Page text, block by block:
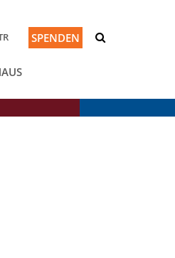
SPENDEN